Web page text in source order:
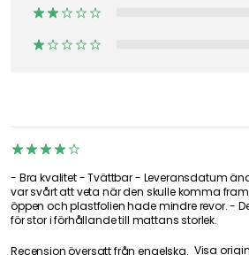
- Bra kvalitet - Tvättbar - Leveransdatum
var svårt att veta när den skulle komma
öppen och plastfolien hade mindre revor. -
för stor i förhållande till mattans storlek.
Recension översatt från engelska. Visa